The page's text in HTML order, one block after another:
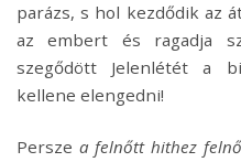
parázs, s hol kezdődik az
az embert és ragadja
szegődött Jelenlétét a
kellene elengedni!
Persze a felnőtt hithez